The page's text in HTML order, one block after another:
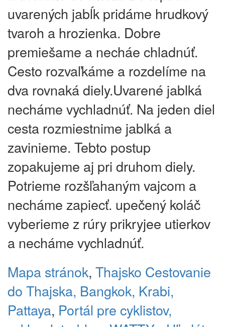
uvarených jabĺk pridáme hrudkový
tvaroh a hrozienka. Dobre
premiešame a necháe chladnúť.
Cesto rozvaľkáme a rozdelíme na
dva rovnaká diely.Uvarené jablká
necháme vychladnúť. Na jeden diel
cesta rozmiestnime jablká a
zavinieme. Tebto postup
zopakujeme aj pri druhom diely.
Potrieme rozšľahaným vajcom a
necháme zapiecť. upečený koláč
vyberieme z rúry prikryjee utierkov
a necháme vychladnúť.
Mapa stránok, Thajsko Cestovanie
do Thajska, Bangkok, Krabi,
Pattaya, Portál pre cyklistov,